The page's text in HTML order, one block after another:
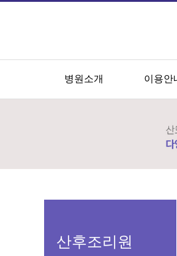
병원소개 이용안
산후조리원